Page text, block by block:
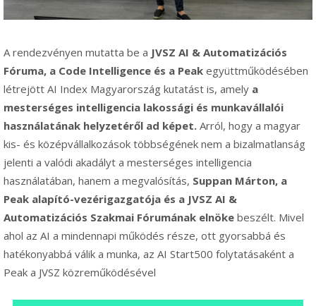
A rendezvényen mutatta be a JVSZ AI & Automatizációs
Fóruma, a Code Intelligence és a Peak együttműködésében
létrejött AI Index Magyarország kutatást is, amely a
mesterséges intelligencia lakossági és munkavállalói
használatának helyzetéről ad képet. Arról, hogy a magyar
kis- és középvállalkozások többségének nem a bizalmatlanság
jelenti a valódi akadályt a mesterséges intelligencia
használatában, hanem a megvalósítás, Suppan Márton, a
Peak alapító-vezérigazgatója és a JVSZ AI &
Automatizációs Szakmai Fórumának elnöke beszélt. Mivel
ahol az AI a mindennapi működés része, ott gyorsabbá és
hatékonyabbá válik a munka, az AI Start500 folytatásaként a
Peak a JVSZ közreműködésével